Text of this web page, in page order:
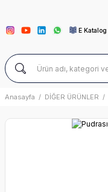
E Katalog
Anasayfa DİĞER ÜRÜNLER